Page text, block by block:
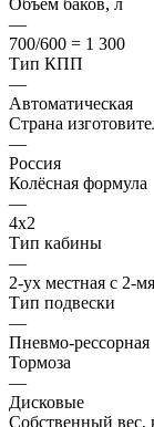
—
700/600 = 1 300
Тип КПП
—
Автоматическая
Страна
—
Россия
Колёсная формула
—
4x2
Тип кабины
—
2-ух местная с 2-
Тип подвески
—
Пневмо-рессорная
Тормоза
—
Дисковые
Собственный вес,